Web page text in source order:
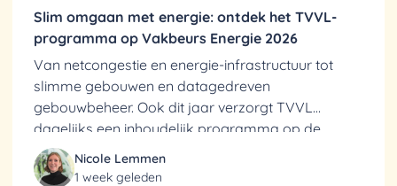
Slim omgaan met energie: ontdek het TVVL-
programma op Vakbeurs Energie 2026
Van netcongestie en energie-infrastructuur tot
slimme gebouwen en datagedreven
gebouwbeheer. Ook dit jaar verzorgt TVVL
dagelijks een inhoudelijk programma op de
Vakbeurs Energie op 6 t/m 8 oktober.
Nicole Lemmen
1 week geleden